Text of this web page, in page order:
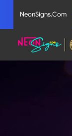
NeonSigns.Com